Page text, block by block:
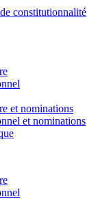
constitutionnalité
et nominations
et nominations